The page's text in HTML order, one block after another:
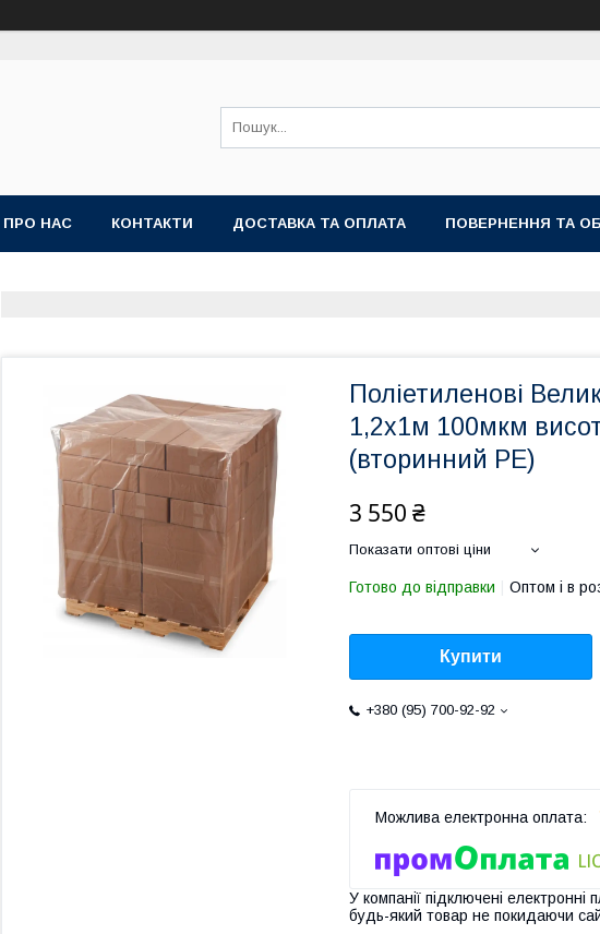
ПРО НАС КОНТАКТИ ДОСТАВКА ТА ОПЛАТА ПОВЕРНЕННЯ ТА
Поліетиленові
1,2х1м 100мкм
(вторинний PE)
3 550 ₴
Показати оптові ціни
Готово до відправки Оптом і в
Купити
+380 (95) 700-92-92
У компанії підключені
будь-який товар не покидаючи